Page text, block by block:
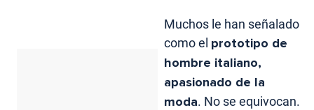
Muchos le han señalado
como el prototipo de
hombre italiano,
apasionado de la
moda. No se equivocan.